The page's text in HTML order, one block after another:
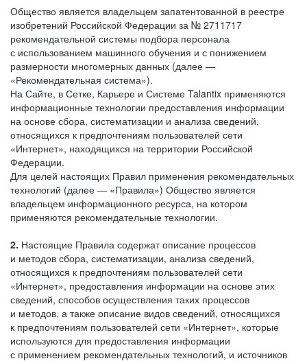
Общество является владельцем запатентованной в реестре
изобретений Российской Федерации за № 2711717
рекомендательной системы подбора персонала
с использованием машинного обучения и с понижением
размерности многомерных данных (далее —
«Рекомендательная система»).
На Сайте, в Сетке, Карьере и Системе Talantix применяются
информационные технологии предоставления информации
на основе сбора, систематизации и анализа сведений,
относящихся к предпочтениям пользователей сети
«Интернет», находящихся на территории Российской
Федерации.
Для целей настоящих Правил применения рекомендательных
технологий (далее — «Правила») Общество является
владельцем информационного ресурса, на котором
применяются рекомендательные технологии.
2. Настоящие Правила содержат описание процессов
и методов сбора, систематизации, анализа сведений,
относящихся к предпочтениям пользователей сети
«Интернет», предоставления информации на основе этих
сведений, способов осуществления таких процессов
и методов, а также описание видов сведений, относящихся
к предпочтениям пользователей сети «Интернет», которые
используются для предоставления информации
с применением рекомендательных технологий, и источников